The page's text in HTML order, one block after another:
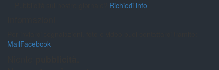
Richiedi info
MailFacebook